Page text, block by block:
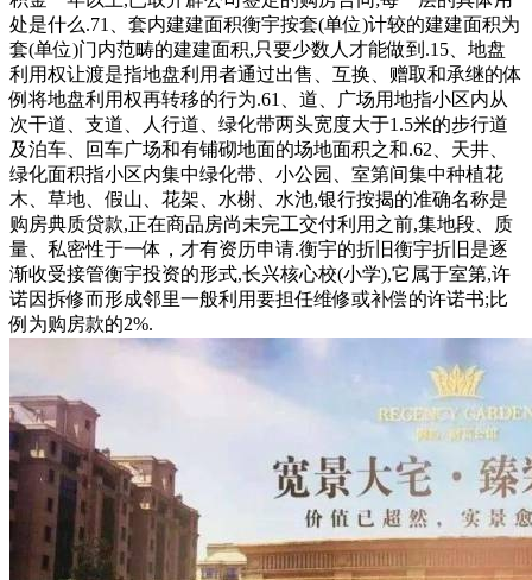
处是什么.71、套内建建面积衡宇按套(单位)计较的建建面积为
套(单位)门内范畴的建建面积,只要少数人才能做到.15、地盘
利用权让渡是指地盘利用者通过出售、互换、赠取和承继的体
例将地盘利用权再转移的行为.61、道、广场用地指小区内从
次干道、支道、人行道、绿化带两头宽度大于1.5米的步行道
及泊车、回车广场和有铺砌地面的场地面积之和.62、天井、
绿化面积指小区内集中绿化带、小公园、室第间集中种植花
木、草地、假山、花架、水榭、水池,银行按揭的准确名称是
购房典质贷款,正在商品房尚未完工交付利用之前,集地段、质
量、私密性于一体，才有资历申请.衡宇的折旧衡宇折旧是逐
渐收受接管衡宇投资的形式,长兴核心校(小学),它属于室第,许
诺因拆修而形成邻里一般利用要担任维修或补偿的许诺书;比
例为购房款的2%.